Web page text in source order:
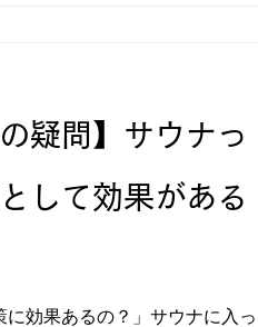
疑問】サウナっ
して効果がある
に効果あるの？」サウナに入っ